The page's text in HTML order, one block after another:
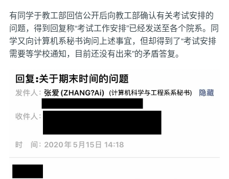
有同学于教工部回信公开后向教工部确认有关考试安排的
问题，得到回复称“考试工作安排”已经发送至各个院系。同
学又向计算机系秘书询问上述事宜，但却得到了“考试安排
需要等学校通知，目前还没有出来”的矛盾答复。